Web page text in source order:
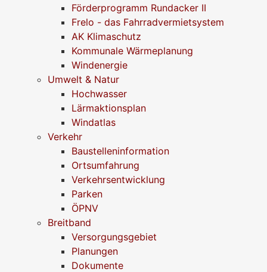
Förderprogramm Rundacker II
Frelo - das Fahrradvermietsystem
AK Klimaschutz
Kommunale Wärmeplanung
Windenergie
Umwelt & Natur
Hochwasser
Lärmaktionsplan
Windatlas
Verkehr
Baustelleninformation
Ortsumfahrung
Verkehrsentwicklung
Parken
ÖPNV
Breitband
Versorgungsgebiet
Planungen
Dokumente